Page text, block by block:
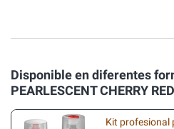
Disponible en diferentes
PEARLESCENT CHERRY
Kit profesional